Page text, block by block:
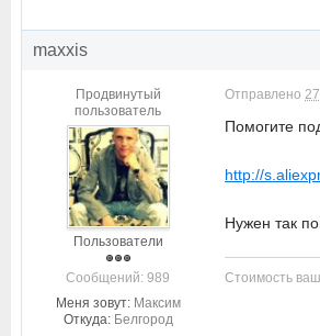
maxxis
Продвинутый
пользователь
Пользователи
Cообщений: 989
Меня зовут: Максим
Откуда: Белгород
Отправлено
Помогите
http://
Нужен так
Стоимость